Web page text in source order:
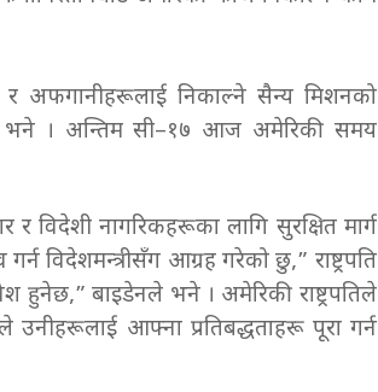
अफगानीहरूलाई निकाल्ने सैन्य मिशनको
भने । अन्तिम सी–१७ आज अमेरिकी समय
नागरिकहरूका लागि सुरक्षित मार्ग
विदेशमन्त्रीसँग आग्रह गरेको छु,” राष्ट्रपति
बाइडेनले भने । अमेरिकी राष्ट्रपतिले
उनीहरूलाई आफ्ना प्रतिबद्धताहरू पूरा गर्न